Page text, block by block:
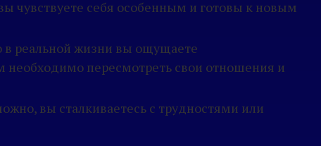
чувствуете себя особенным и готовы к новым
в реальной жизни вы ощущаете
необходимо пересмотреть свои отношения и
вы сталкиваетесь с трудностями или